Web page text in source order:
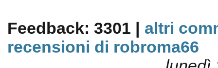
Feedback: 3301 | altri
recensioni di robroma66